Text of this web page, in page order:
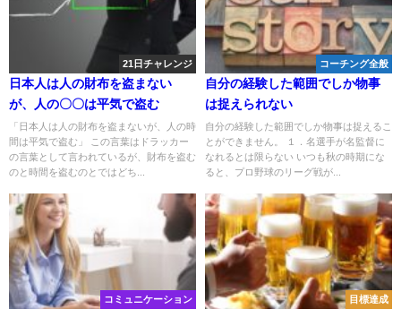
21日チャレンジ
日本人は人の財布を盗まない
が、人の〇〇は平気で盗む
「日本人は人の財布を盗まないが、人の時
間は平気で盗む」 この言葉はドラッカー
の言葉として言われているが、財布を盗む
のと時間を盗むのとではどち...
コーチング全般
自分の経験した範囲でしか物事
は捉えられない
自分の経験した範囲でしか物事は捉えるこ
とができません。 １．名選手が名監督に
なれるとは限らない いつも秋の時期にな
ると、プロ野球のリーグ戦が...
コミュニケーション 目標達成